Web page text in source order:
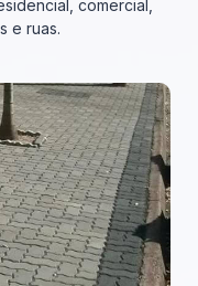
comercial,
e ruas.